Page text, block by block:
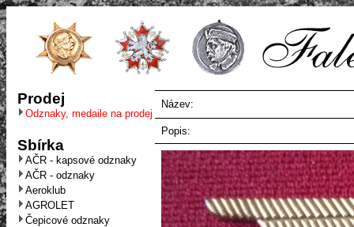
Prodej
Odznaky, medaile na prodej
Sbírka
AČR - kapsové odznaky
AČR - odznaky
Aeroklub
AGROLET
Čepicové odznaky
Název:
Popis: